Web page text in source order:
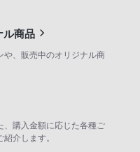
ル商品
や、販売中のオリジナル商
、購入金額に応じた各種ご
介します。